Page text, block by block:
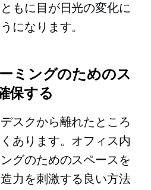
もに目が日光の変化に
になります。
ミングのためのス
保する
スクから離れたところ
あります。オフィス内
グのためのスペースを
力を刺激する良い方法